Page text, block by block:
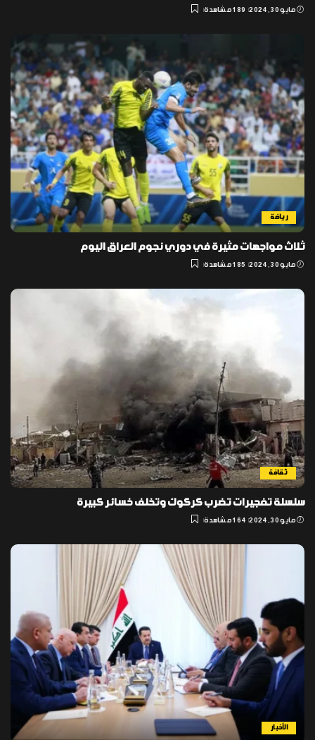
مايو 30, 2024 189 مشاهدة
رياضة
ثلاث مواجهات مثيرة في دوري نجوم العراق اليوم
مايو 30, 2024 185 مشاهدة
ثقافة
سلسلة تفجيرات تضرب كركوك وتخلف خسائر كبيرة
مايو 30, 2024 164 مشاهدة
الأخبار